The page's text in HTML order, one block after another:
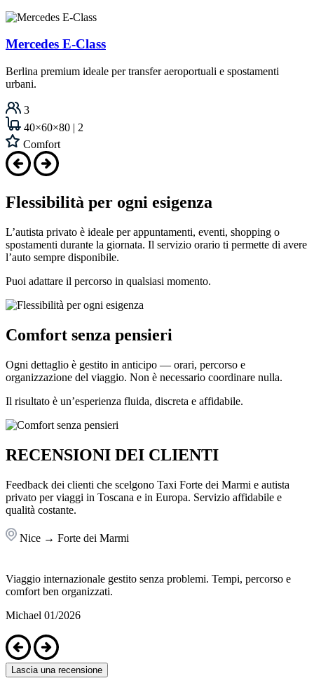
Mercedes E-Class
Berlina premium ideale per transfer aeroportuali e spostamenti
urbani.
3
40×60×80 | 2
Comfort
Flessibilità per ogni esigenza
L’autista privato è ideale per appuntamenti, eventi, shopping o
spostamenti durante la giornata. Il servizio orario ti permette di avere
l’auto sempre disponibile.
Puoi adattare il percorso in qualsiasi momento.
Comfort senza pensieri
Ogni dettaglio è gestito in anticipo — orari, percorso e
organizzazione del viaggio. Non è necessario coordinare nulla.
Il risultato è un’esperienza fluida, discreta e affidabile.
RECENSIONI DEI CLIENTI
Feedback dei clienti che scelgono Taxi Forte dei Marmi e autista
privato per viaggi in Toscana e in Europa. Servizio affidabile e
qualità costante.
Nice → Forte dei Marmi
Viaggio internazionale gestito senza problemi. Tempi, percorso e
comfort ben organizzati.
Michael 01/2026
Lascia una recensione